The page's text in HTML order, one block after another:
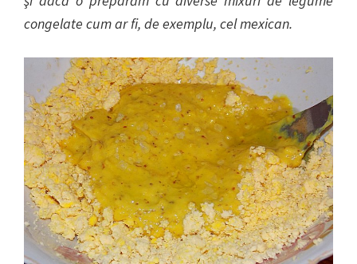
congelate cum ar fi, de exemplu, cel mexican.